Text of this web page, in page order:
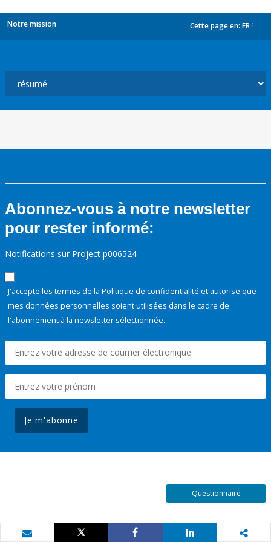
Notre mission Cette page en: FR
Abonnez-vous à notre newsletter
pour rester informé:
Notifications sur Project p006524
J'accepte les termes de la Politique de confidentialité et autorise que
mes données personnelles soient utilisées dans le cadre de
l'abonnement à la newsletter sélectionnée.
Je m'abonne
Questionnaire